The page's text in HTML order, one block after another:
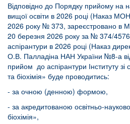
Відповідно до Порядку прийому на
вищої освіти в 2026 році (Наказ
2026 року № 373, зареєстровано в
20 березня 2026 року за № 374/
аспірантури в 2026 році (Наказ
О.В. Палладіна НАН України №8-а
прийом до аспірантури Інституту зі
та біохімія» буде проводитись:
- за очною (денною) формою,
- за акредитованою освітньо-
біохімія»,